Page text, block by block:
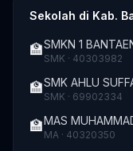
Sekolah di Kab.
🏫SMKN 1
SMK · 40303982
🏫SMK AHLU
SMK · 69902334
🏫MAS
MA · 40320350